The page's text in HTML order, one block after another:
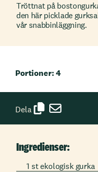
Tröttnat på
den här picklade
vår snabbinläggning.
Portioner: 4
Dela
Ingredienser:
1 st ekologisk gurka